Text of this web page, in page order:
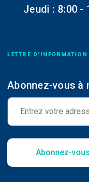
Jeudi : 8:00 -
LETTRE D'INFORMATION
Abonnez-vous à
E
m
i
*
Abonnez-vous